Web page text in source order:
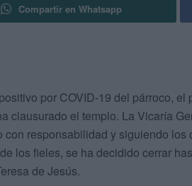
Compartir en Whatsapp
por COVID-19 del párroco,
clausurado el templo. La Vicaría
con responsabilidad y siguiendo
los fieles, se ha decidido cerrar
de Jesús.